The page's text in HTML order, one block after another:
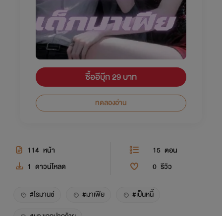
ซื้ออีบุ๊ก 29 บาท
ทดลองอ่าน
114 หน้า 15 ตอน
1 ดาวน์โหลด 0 รีวิว
#โรมานซ์ #มาเฟีย
#เป็นหนี้